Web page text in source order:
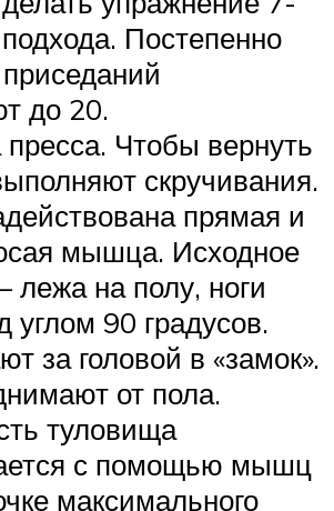
Постепенно
до 20.
Чтобы вернуть
скручивания.
прямая и
мышца. Исходное
лежа на полу, ноги
углом 90 градусов.
за головой в «замок».
от пола.
туловища
с помощью мышц
максимального